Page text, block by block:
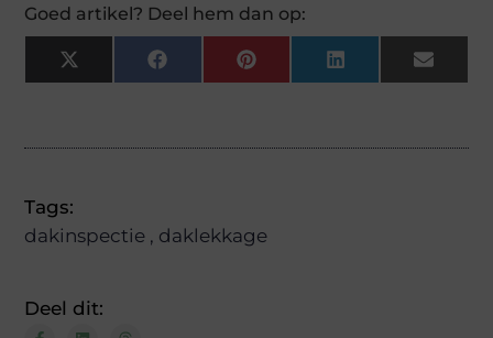
Goed artikel? Deel hem dan op:
X
(Twitter)
FacebookPinterestLinkedInEmail
Tags:
dakinspectie , daklekkage
Deel dit: